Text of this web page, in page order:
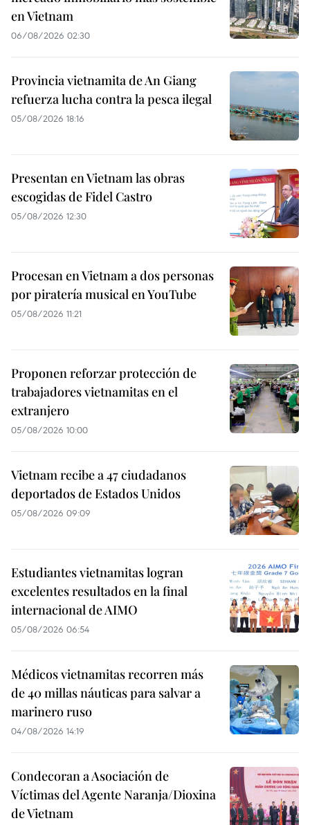
en Vietnam
06/08/2026 02:30
Provincia vietnamita de An Giang
refuerza lucha contra la pesca ilegal
05/08/2026 18:16
Presentan en Vietnam las obras
escogidas de Fidel Castro
05/08/2026 12:30
Procesan en Vietnam a dos personas
por piratería musical en YouTube
05/08/2026 11:21
Proponen reforzar protección de
trabajadores vietnamitas en el
extranjero
05/08/2026 10:00
Vietnam recibe a 47 ciudadanos
deportados de Estados Unidos
05/08/2026 09:09
Estudiantes vietnamitas logran
excelentes resultados en la final
internacional de AIMO
05/08/2026 06:54
Médicos vietnamitas recorren más
de 40 millas náuticas para salvar a
marinero ruso
04/08/2026 14:19
Condecoran a Asociación de
Víctimas del Agente Naranja/Dioxina
de Vietnam